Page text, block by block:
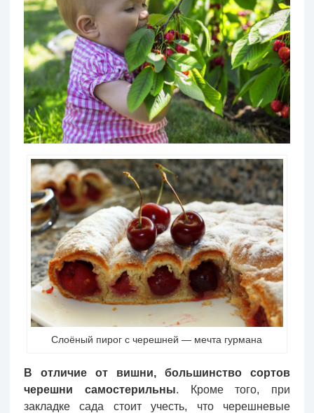
Слоёный пирог с черешней — мечта гурмана
В отличие от вишни, большинство сортов
черешни самостерильны. Кроме того, при
закладке сада стоит учесть, что черешневые